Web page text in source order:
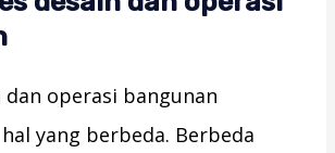
dan operasi bangunan
yang berbeda. Berbeda